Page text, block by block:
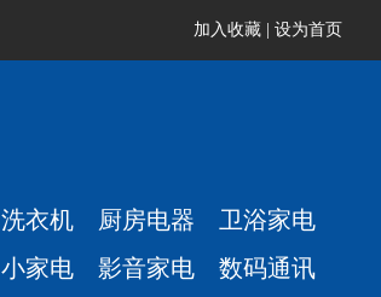
加入收藏 设为首页
洗衣机 厨房电器
卫浴家电
小家电 影音家电 数码通讯